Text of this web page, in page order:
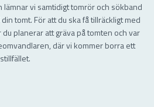
lämnar vi samtidigt tomrör och sökband
tomt. För att du ska få tillräckligt med
planerar att gräva på tomten och var
där vi kommer borra ett